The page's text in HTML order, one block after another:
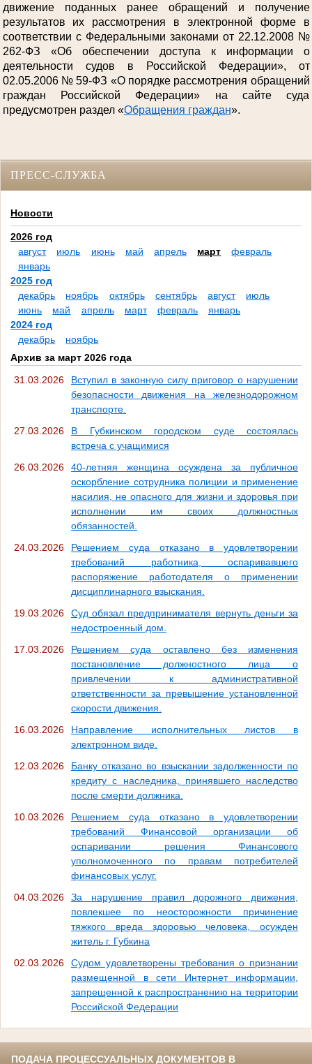
движение поданных ранее обращений и получение
результатов их рассмотрения в электронной форме в
соответствии с Федеральными законами от 22.12.2008 №
262-ФЗ «Об обеспечении доступа к информации о
деятельности судов в Российской Федерации», от
02.05.2006 № 59-ФЗ «О порядке рассмотрения обращений
граждан Российской Федерации» на сайте суда
предусмотрен раздел «Обращения граждан».
ПРЕСС-СЛУЖБА
Новости
2026 год
август
июль июнь май апрель март
февраль
январь
2025 год
декабрь
ноябрь октябрь сентябрь август
июль
июнь
май апрель март февраль
январь
2024 год
декабрь
ноябрь
Архив за март 2026 года
31.03.2026
Вступил в законную силу приговор о нарушении
безопасности движения на железнодорожном
транспорте.
27.03.2026
В Губкинском городском суде состоялась
встреча с учащимися
26.03.2026
40-летняя женщина осуждена за публичное
оскорбление сотрудника полиции и применение
насилия, не опасного для жизни и здоровья при
исполнении им своих должностных
обязанностей.
24.03.2026
Решением суда отказано в удовлетворении
требований работника, оспаривавшего
распоряжение работодателя о применении
дисциплинарного взыскания.
19.03.2026
Суд обязал предпринимателя вернуть деньги за
недостроенный дом.
17.03.2026
Решением суда оставлено без изменения
постановление должностного лица о
привлечении к административной
ответственности за превышение установленной
скорости движения.
16.03.2026
Направление исполнительных листов в
электронном виде.
12.03.2026
Банку отказано во взыскании задолженности по
кредиту с наследника, принявшего наследство
после смерти должника.
10.03.2026
Решением суда отказано в удовлетворении
требований Финансовой организации об
оспаривании решения Финансового
уполномоченного по правам потребителей
финансовых услуг.
04.03.2026
За нарушение правил дорожного движения,
повлекшее по неосторожности причинение
тяжкого вреда здоровью человека, осужден
житель г. Губкина
02.03.2026
Судом удовлетворены требования о признании
размещенной в сети Интернет информации,
запрещенной к распространению на территории
Российской Федерации
ПОДАЧА ПРОЦЕССУАЛЬНЫХ ДОКУМЕНТОВ В